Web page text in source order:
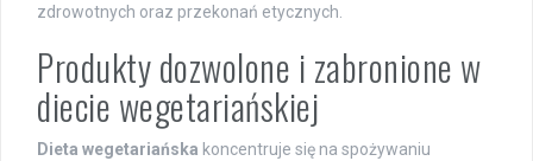
zdrowotnych oraz przekonań etycznych.
Produkty dozwolone i zabronione w
diecie wegetariańskiej
Dieta wegetariańska koncentruje się na spożywaniu